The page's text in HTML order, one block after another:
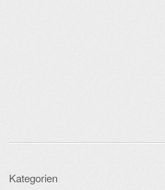
Kategorien